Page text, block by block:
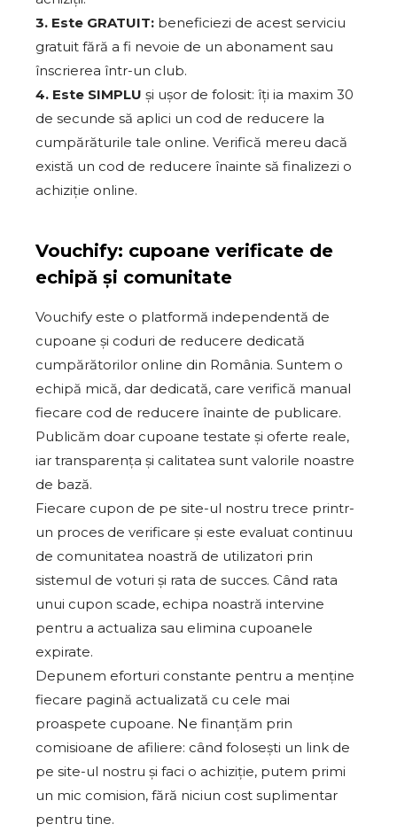
3. Este GRATUIT: beneficiezi de acest serviciu
gratuit fără a fi nevoie de un abonament sau
înscrierea într-un club.
4. Este SIMPLU și ușor de folosit: îți ia maxim 30
de secunde să aplici un cod de reducere la
cumpărăturile tale online. Verifică mereu dacă
există un cod de reducere înainte să finalizezi o
achiziție online.
Vouchify: cupoane verificate de
echipă și comunitate
Vouchify este o platformă independentă de
cupoane și coduri de reducere dedicată
cumpărătorilor online din România. Suntem o
echipă mică, dar dedicată, care verifică manual
fiecare cod de reducere înainte de publicare.
Publicăm doar cupoane testate și oferte reale,
iar transparența și calitatea sunt valorile noastre
de bază.
Fiecare cupon de pe site-ul nostru trece printr-
un proces de verificare și este evaluat continuu
de comunitatea noastră de utilizatori prin
sistemul de voturi și rata de succes. Când rata
unui cupon scade, echipa noastră intervine
pentru a actualiza sau elimina cupoanele
expirate.
Depunem eforturi constante pentru a menține
fiecare pagină actualizată cu cele mai
proaspete cupoane. Ne finanțăm prin
comisioane de afiliere: când folosești un link de
pe site-ul nostru și faci o achiziție, putem primi
un mic comision, fără niciun cost suplimentar
pentru tine.